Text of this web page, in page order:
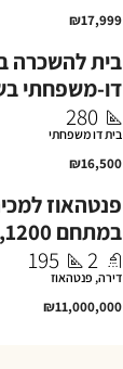
₪17,999
בית להשכרה
דו-משפחתי
280
בית דו משפחתי
₪16,500
פנטהאוז
במתחם 1200, רחוב עזר ויצמן
2
195
דירה, פנטהאוז
₪11,000,000